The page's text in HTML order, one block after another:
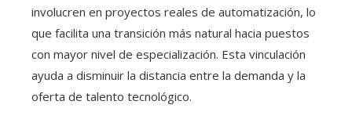
involucren en proyectos reales de automatización, lo
que facilita una transición más natural hacia puestos
con mayor nivel de especialización. Esta vinculación
ayuda a disminuir la distancia entre la demanda y la
oferta de talento tecnológico.